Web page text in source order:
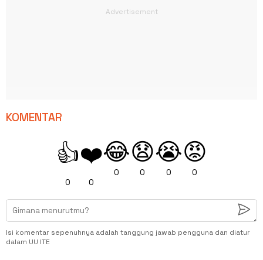
KOMENTAR
👍
0
❤️
0
😂
0
😧
0
😭
0
😡
0
Isi komentar sepenuhnya adalah tanggung jawab pengguna dan diatur
dalam UU ITE